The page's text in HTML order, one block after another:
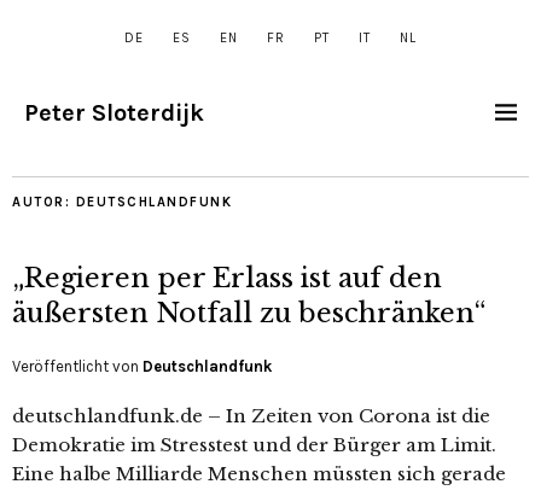
DE ES EN FR PT IT NL
Peter Sloterdijk
AUTOR: DEUTSCHLANDFUNK
„Regieren per Erlass ist auf den
äußersten Notfall zu beschränken“
Veröffentlicht von Deutschlandfunk
deutschlandfunk.de – In Zeiten von Corona ist die
Demokratie im Stresstest und der Bürger am Limit.
Eine halbe Milliarde Menschen müssten sich gerade